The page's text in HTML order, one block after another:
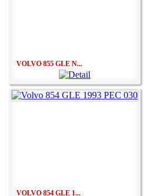
VOLVO 855 GLE N...
VOLVO 854 GLE 1...